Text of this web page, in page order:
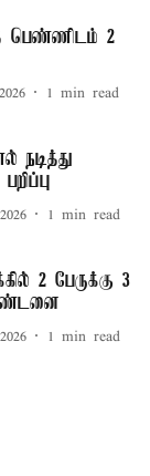
பெண்ணிடம் 2
1 min read
நடித்து
1 min read
2 பேருக்கு 3
1 min read